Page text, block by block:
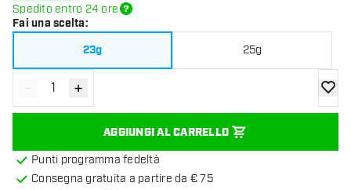
Spedito entro 24 ore
Fai una scelta:
23g
25g
Diminuisci quantità
- Aumenta quantità
+
AGGIUNGI AL CARRELLO
Punti programma fedeltà
Consegna gratuita a partire da € 75